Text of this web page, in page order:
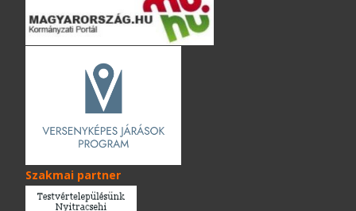
Szakmai partner